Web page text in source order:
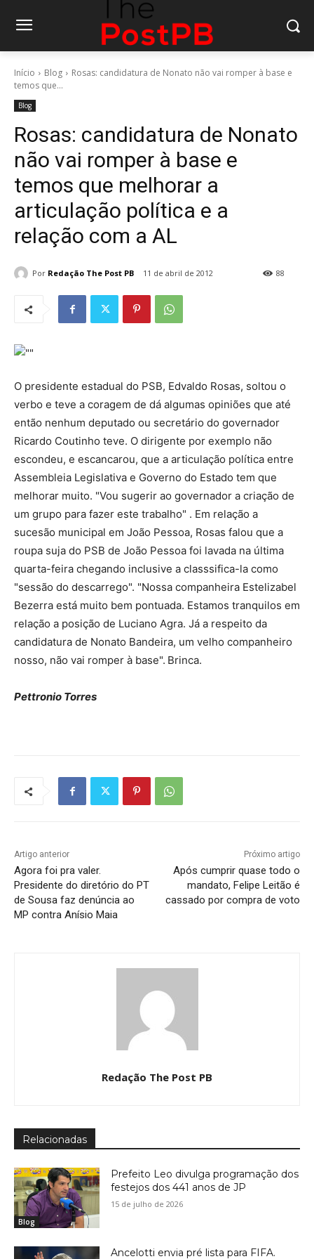
Início Blog
Rosas: candidatura de Nonato não vai romper à base e
temos que...
Blog
Rosas: candidatura de Nonato
não vai romper à base e
temos que melhorar a
articulação política e a
relação com a AL
Por Redação The Post PB 11 de abril de 2012 88
O presidente estadual do PSB, Edvaldo Rosas, soltou o
verbo e teve a coragem de dá algumas opiniões que até
então nenhum deputado ou secretário do governador
Ricardo Coutinho teve. O dirigente por exemplo não
escondeu, e escancarou, que a articulação política entre
Assembleia Legislativa e Governo do Estado tem que
melhorar muito. "Vou sugerir ao governador a criação de
um grupo para fazer este trabalho" . Em relação a
sucesão municipal em João Pessoa, Rosas falou que a
roupa suja do PSB de João Pessoa foi lavada na última
quarta-feira chegando inclusive a classsifica-la como
"sessão do descarrego". "Nossa companheira Estelizabel
Bezerra está muito bem pontuada. Estamos tranquilos em
relação a posição de Luciano Agra. Já a respeito da
candidatura de Nonato Bandeira, um velho companheiro
nosso, não vai romper à base". Brinca.
Pettronio Torres
Artigo anterior
Agora foi pra valer.
Presidente do diretório do PT
de Sousa faz denúncia ao
MP contra Anísio Maia
Próximo artigo
Após cumprir quase todo o
mandato, Felipe Leitão é
cassado por compra de voto
Redação The Post PB
Relacionadas
Blog
Prefeito Leo divulga programação dos
festejos dos 441 anos de JP
15 de julho de 2026
Ancelotti envia pré lista para FIFA.